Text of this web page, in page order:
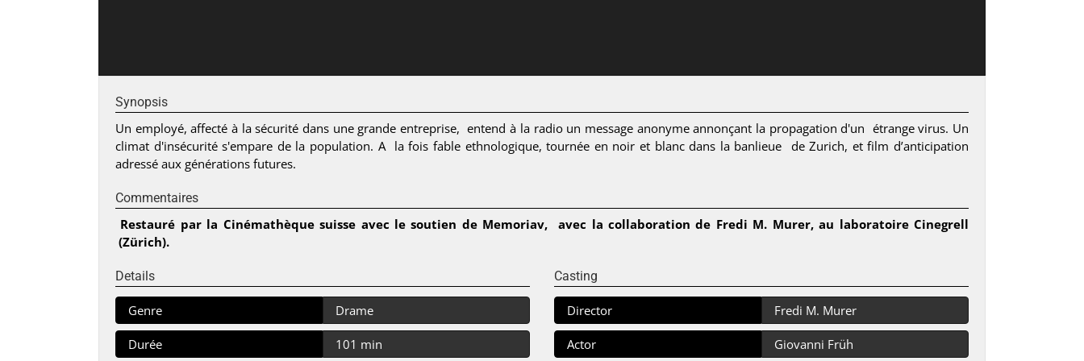
Synopsis
Un employé, affecté à la sécurité dans une grande entreprise, entend à la radio un message anonyme annonçant la propagation d'un étrange virus. Un
climat d'insécurité s'empare de la population. A la fois fable ethnologique, tournée en noir et blanc dans la banlieue de Zurich, et film d’anticipation
adressé aux générations futures.
Commentaires
Restauré par la Cinémathèque suisse avec le soutien de Memoriav, avec la collaboration de Fredi M. Murer, au laboratoire Cinegrell
(Zürich).
Details
Genre Drame
Durée 101 min
Casting
Director Fredi M. Murer
Actor Giovanni Früh